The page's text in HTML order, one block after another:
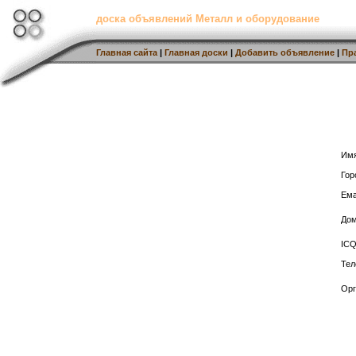
доска объявлений Металл и оборудование
Главная сайта | Главная доски | Добавить объявление |